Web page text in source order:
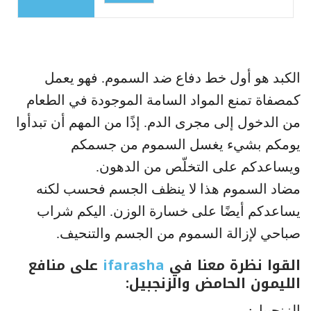
الكبد هو أول خط دفاع ضد السموم. فهو يعمل
كمصفاة تمنع المواد السامة الموجودة في الطعام
من الدخول إلى مجرى الدم. إذًا من المهم أن تبدأوا
يومكم بشيء يغسل السموم من جسمكم
ويساعدكم على التخلّص من الدهون.
مضاد السموم هذا لا ينظف الجسم فحسب لكنه
يساعدكم أيضًا على خسارة الوزن. اليكم شراب
صباحي لإزالة السموم من الجسم والتنحيف.
القوا نظرة معنا في ifarasha على منافع
الليمون الحامض والزنجبيل: